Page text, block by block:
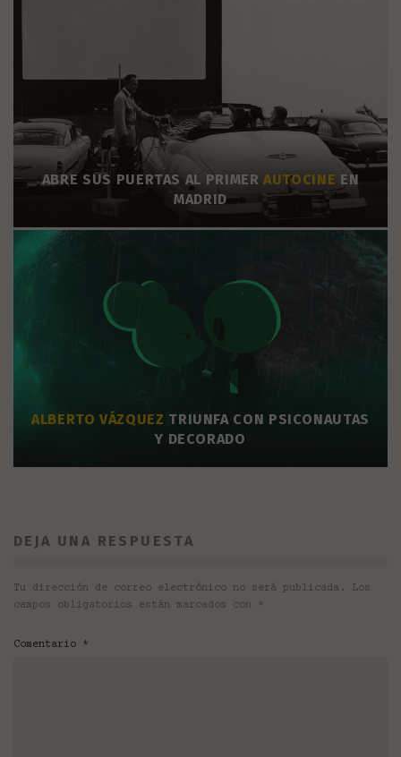
ABRE SUS PUERTAS AL PRIMERAUTOCINE EN
MADRID
ALBERTO VÁZQUEZ TRIUNFA CON PSICONAUTAS
Y DECORADO
DEJA UNA RESPUESTA
Tu dirección de correo electrónico no será publicada.
Los
campos obligatorios están marcados con *
Comentario *